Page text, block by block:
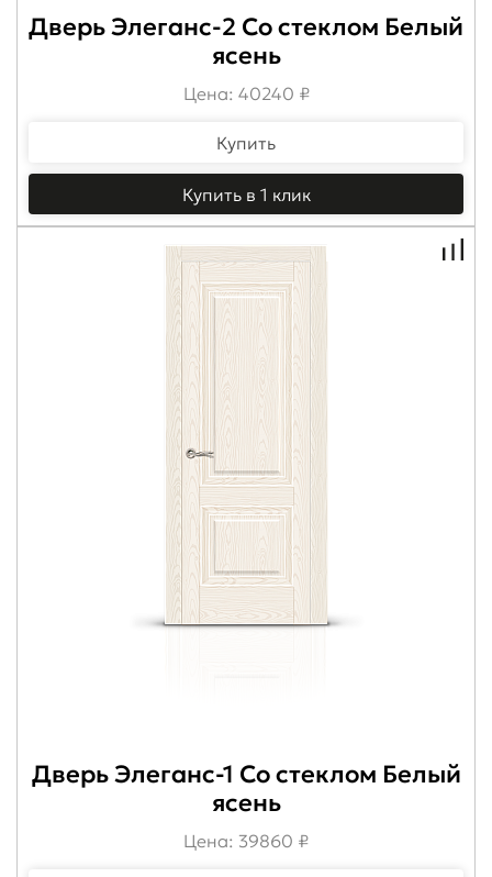
Дверь Элеганс-2 Со стеклом Белый
ясень
Цена: 40240 ₽
Купить
Купить в 1 клик
Дверь Элеганс-1 Со стеклом Белый
ясень
Цена: 39860 ₽